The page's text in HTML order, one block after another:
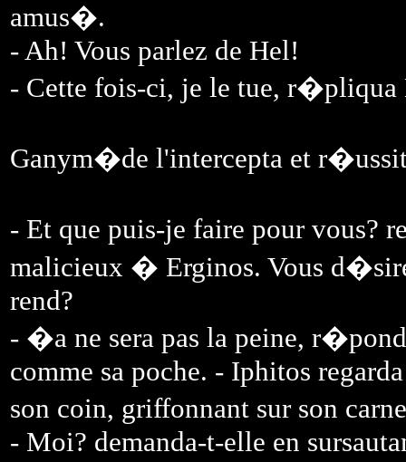
amus�.
- Ah! Vous parlez de Hel!
- Cette fois-ci, je le tue,
Ganym�de l'intercepta et
- Et que puis-je faire pour vous?
malicieux � Erginos. Vous
rend?
- �a ne sera pas la peine,
comme sa poche. - Iphitos
son coin, griffonnant sur son
- Moi? demanda-t-elle en